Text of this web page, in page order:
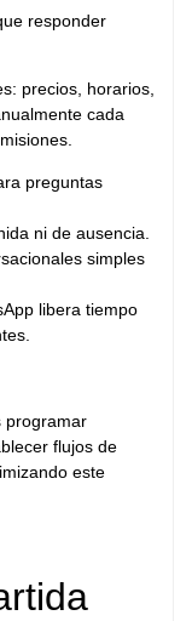
responder
precios, horarios,
cada
preguntas
ni de ausencia.
simples
libera tiempo
programar
flujos de
este